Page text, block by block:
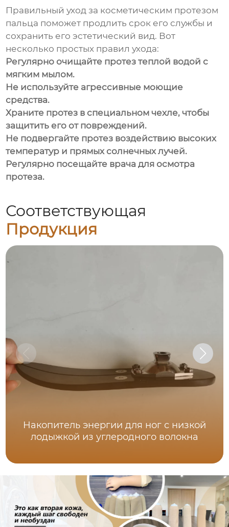
Правильный уход за косметическим протезом
пальца поможет продлить срок его службы и
сохранить его эстетический вид. Вот
несколько простых правил ухода:
Регулярно очищайте протез теплой водой с
мягким мылом.
Не используйте агрессивные моющие
средства.
Храните протез в специальном чехле, чтобы
защитить его от повреждений.
Не подвергайте протез воздействию высоких
температур и прямых солнечных лучей.
Регулярно посещайте врача для осмотра
протеза.
Соответствующая
Продукция
Накопитель энергии для ног с низкой
лодыжкой из углеродного волокна